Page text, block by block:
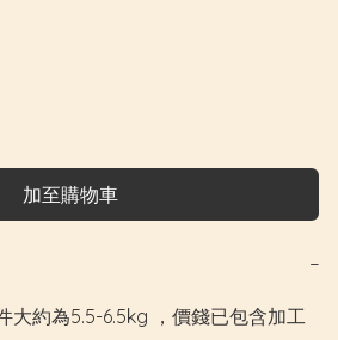
加至購物車
−
大約為5.5-6.5kg ，價錢已包含加工